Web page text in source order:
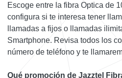
Escoge entre la fibra Optica de
configura si te interesa tener
llamadas a fijos o llamadas
Smartphone. Revisa todos los
número de teléfono y te
Qué promoción de Jazztel